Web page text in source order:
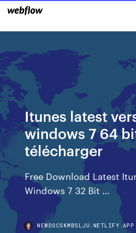
Itunes latest
windows 7 64
télécharger
Free Download Latest
Windows 7 32 Bit …
NEWDOCSKMBSLJU.NETLIFY.APP